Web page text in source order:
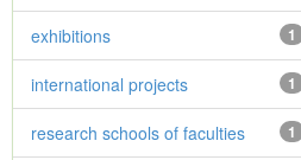
1
exhibitions
1
international projects
1
research schools of faculties